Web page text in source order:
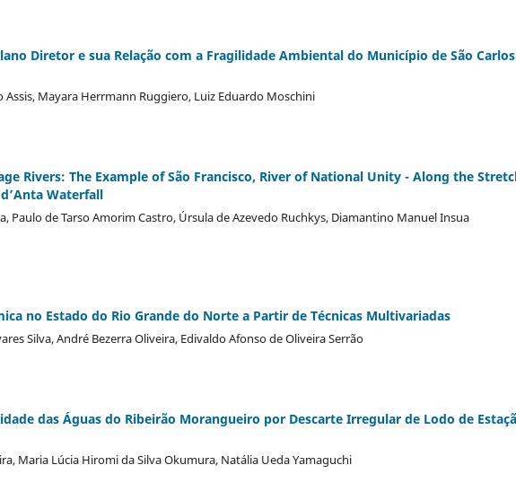
Diretor e sua Relação com a Fragilidade Ambiental do Município de São
Assis, Mayara Herrmann Ruggiero, Luiz Eduardo Moschini
Rivers: The Example of São Francisco, River of National Unity - Along the
Waterfall
Paulo de Tarso Amorim Castro, Úrsula de Azevedo Ruchkys, Diamantino Manuel Insua
no Estado do Rio Grande do Norte a Partir de Técnicas Multivariadas
Silva, André Bezerra Oliveira, Edivaldo Afonso de Oliveira Serrão
das Águas do Ribeirão Morangueiro por Descarte Irregular de Lodo de
Maria Lúcia Hiromi da Silva Okumura, Natália Ueda Yamaguchi